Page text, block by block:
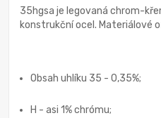
35hgsa je legovaná chrom-
konstrukční ocel. Materiálové
Obsah uhlíku 35 - 0,35%;
H - asi 1% chrómu;